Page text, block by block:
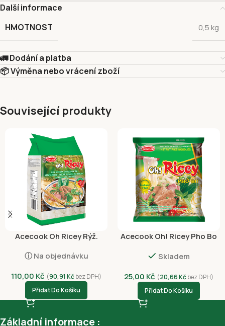
Další informace
HMOTNOST
0,5 kg
🚛 Dodání a platba
📦 Výměna nebo vrácení zboží
Související produkty
Acecook Oh Ricey Rýž.
ⓘ Na objednávku
110,00 Kč (90,91 Kčbez DPH)
Přidat Do Košíku
Acecook Oh! Ricey Pho Bo
Skladem
25,00 Kč (20,66Kčbez DPH)
Přidat Do Košíku
Základní informace :